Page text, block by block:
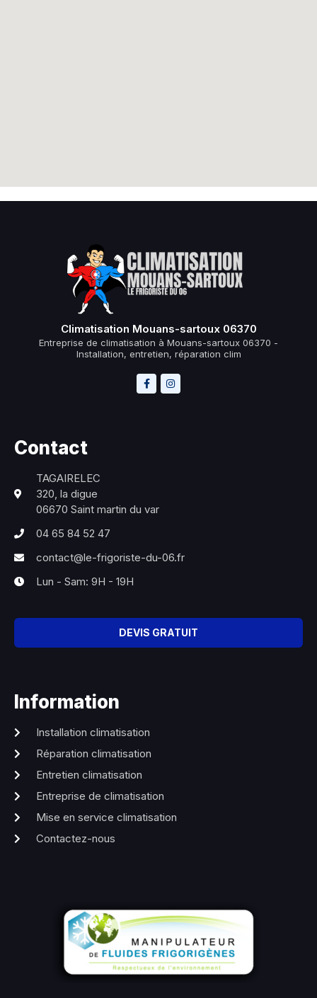
Climatisation Mouans-sartoux 06370
Entreprise de climatisation à Mouans-sartoux 06370 -
Installation, entretien, réparation clim
Contact
TAGAIRELEC
320, la digue
06670 Saint martin du var
04 65 84 52 47
contact@le-frigoriste-du-06.fr
Lun - Sam: 9H - 19H
DEVIS GRATUIT
Information
Installation climatisation
Réparation climatisation
Entretien climatisation
Entreprise de climatisation
Mise en service climatisation
Contactez-nous